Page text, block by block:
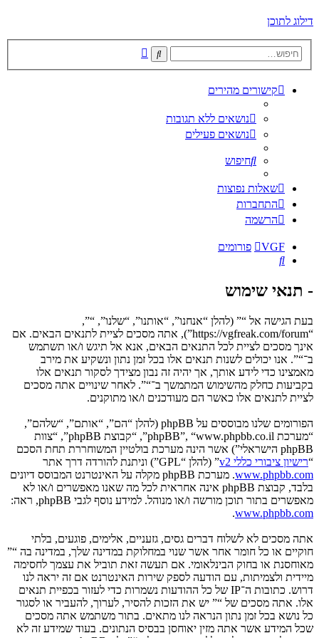
דילוג לתוכן
חיפוש
קישורים מהירים
נושאים ללא תגובות
נושאים פעילים
חיפוש
שאלות נפוצות
התחברות
הרשמה
VGF
פורומים
חיפוש
- תנאי שימוש
בעת הגישה אל “” (להלן “אנחנו”, “אותנו”, “שלנו”, “”,
“https://vgfreak.com/forum”), אתה מסכים לציית לתנאים הבאים. אם
אינך מסכים לציית לכל התנאים הבאים, אנא אל תיגש ו/או תשתמש
ב־“”. אנו יכולים לשנות תנאים אלו בכל זמן נתון ונשקיע את מירב
מאמצינו כדי לידע אותך, אך יהיה זה נבון מצידך לסקור תנאים אלו
בקביעות כחלק מהשימוש המתמשך ב־“”. לאחר שינויים אתה מסכים
לציית לתנאים אלו כאשר הם מעודכנים ו/או מתוקנים.
הפורומים שלנו מבוססים על phpBB (להלן “הם”, “אותם”, “שלהם”,
“מערכת phpBB”, “www.phpbb.co.il”, “קבוצת phpBB”, “צוות
phpBB הישראלי”) אשר הינה מערכת בולטיין המשוחררת תחת הסכם
“רישיון ציבורי כללי v2
” (להלן “GPL”) וניתנת להורדה דרך אתר
www.phpbb.com
. מערכת phpBB מקלה על האינטרנט המבוסס דיונים
בלבד, קבוצת phpBB אינה אחראית לכל מה שאנו מאפשרים ו/או לא
מאפשרים בתור תוכן מורשה ו/או מנוהל. למידע נוסף לגבי phpBB, ראה:
www.phpbb.com
.
אתה מסכים לא לשלוח דברים גסים, גזעניים, אלימים, פוגעים, בלתי
חוקיים או כל חומר אחר אשר שנוי במחלוקת במדינה שלך, במדינה בה “”
מאוחסנת או בחוק הבינלאומי. אם תעשה זאת תוביל את עצמך לחסימה
מיידית ולצמיתות, עם הודעה לספק שירות האינטרנט אם זה יראה לנו
דרוש. כתובות ה־IP של כל ההודעות נשמרות כדי לעזור בכפיית תנאים
אלו. אתה מסכים של “” יש את הזכות להסיר, לערוך, להעביר או לסגור
כל נושא בכל זמן נתון הנראה לנו מתאים. בתור משתמש אתה מסכים
שכל המידע אשר אתה מזין יאוחסן בבסיס הנתונים. בעוד שמידע זה לא